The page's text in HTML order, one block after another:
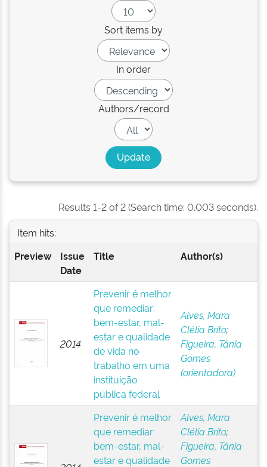
Sort items by
In order
Authors/record
Results 1-2 of 2 (Search time: 0.003 seconds).
Item hits:
Preview
Issue
Date
Title Author(s)
2014
Prevenir é melhor
que remediar:
bem-estar, mal-
estar e qualidade
de vida no
trabalho em uma
instituição
pública federal
Alves, Mara
Clélia Brito;
Figueira, Tânia
Gomes
(orientadora)
Prevenir é melhor
que remediar:
bem-estar, mal-
estar e qualidade
Alves, Mara
Clélia Brito;
Figueira, Tânia
Gomes